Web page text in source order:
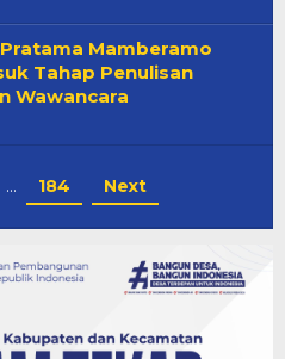
Pratama Mamberamo
Tahap Penulisan
Wawancara
… 184 Next